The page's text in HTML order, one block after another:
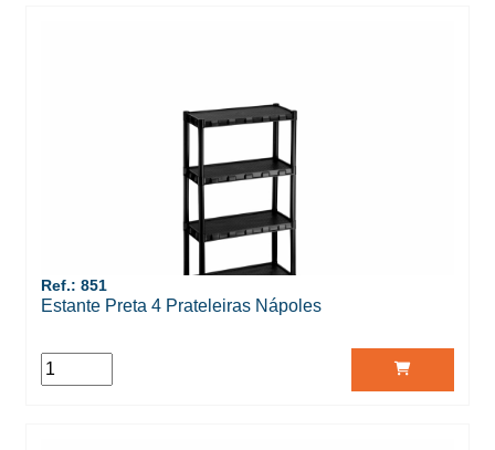
Ref.: 851
Estante Preta 4 Prateleiras Nápoles